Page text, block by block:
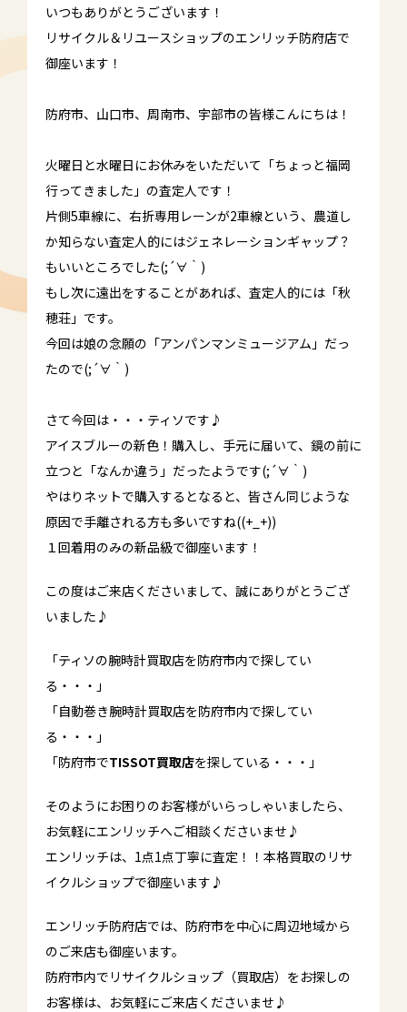
いつもありがとうございます！
リサイクル＆リユースショップのエンリッチ防府店で
御座います！
防府市、山口市、周南市、宇部市の皆様こんにちは！
火曜日と水曜日にお休みをいただいて「ちょっと福岡
行ってきました」の査定人です！
片側5車線に、右折専用レーンが2車線という、農道し
か知らない査定人的にはジェネレーションギャップ？
もいいところでした(;´∀｀)
もし次に遠出をすることがあれば、査定人的には「秋
穂荘」です。
今回は娘の念願の「アンパンマンミュージアム」だっ
たので(;´∀｀)
さて今回は・・・ティソです♪
アイスブルーの新色！購入し、手元に届いて、鏡の前に
立つと「なんか違う」だったようです(;´∀｀)
やはりネットで購入するとなると、皆さん同じような
原因で手離される方も多いですね((+_+))
１回着用のみの新品級で御座います！
この度はご来店くださいまして、誠にありがとうござ
いました♪
「ティソの腕時計買取店を防府市内で探してい
る・・・」
「自動巻き腕時計買取店を防府市内で探してい
る・・・」
「防府市でTISSOT買取店を探している・・・」
そのようにお困りのお客様がいらっしゃいましたら、
お気軽にエンリッチへご相談くださいませ♪
エンリッチは、1点1点丁寧に査定！！本格買取のリサ
イクルショップで御座います♪
エンリッチ防府店では、防府市を中心に周辺地域から
のご来店も御座います。
防府市内でリサイクルショップ（買取店）をお探しの
お客様は、お気軽にご来店くださいませ♪